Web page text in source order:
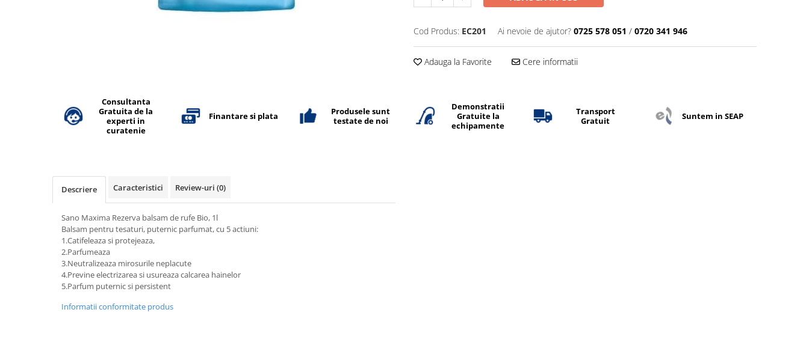
Dezinfectanti profesionali
Dezinfectanti maini
Dispensere acoperitoare colac wc
Dispensere hartie igienica
Dispensere odorizante
Dispensere prosoape pliate (Z)
Dispensere pungi igiena feminina
Dispensere rola hartie industriala
Cod Produs: EC201 Ai nevoie de ajutor? 0725 578 051 / 0720 341 946
Adauga la Favorite Cere informatii
Consultanta
Gratuita de la
experti in
curatenie
Finantare si plata
Produsele sunt
testate de noi
Demonstratii
Gratuite la
echipamente
Transport
Gratuit
Suntem in SEAP
Descriere Caracteristici Review-uri (0)
Sano Maxima Rezerva balsam de rufe Bio, 1l
Balsam pentru tesaturi, puternic parfumat, cu 5 actiuni:
1.Catifeleaza si protejeaza,
2.Parfumeaza
3.Neutralizeaza mirosurile neplacute
4.Previne electrizarea si usureaza calcarea hainelor
5.Parfum puternic si persistent
Informatii conformitate produs